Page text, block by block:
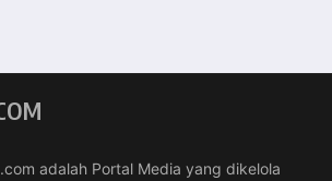
adalah Portal Media yang dikelola